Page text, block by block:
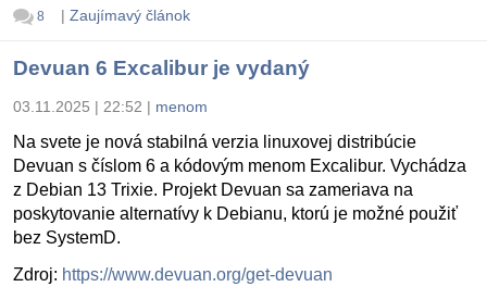
8 | Zaujímavý článok
Devuan 6 Excalibur je vydaný
03.11.2025 | 22:52 | menom
Na svete je nová stabilná verzia linuxovej distribúcie
Devuan s číslom 6 a kódovým menom Excalibur. Vychádza
z Debian 13 Trixie. Projekt Devuan sa zameriava na
poskytovanie alternatívy k Debianu, ktorú je možné použiť
bez SystemD.
Zdroj: https://www.devuan.org/get-devuan